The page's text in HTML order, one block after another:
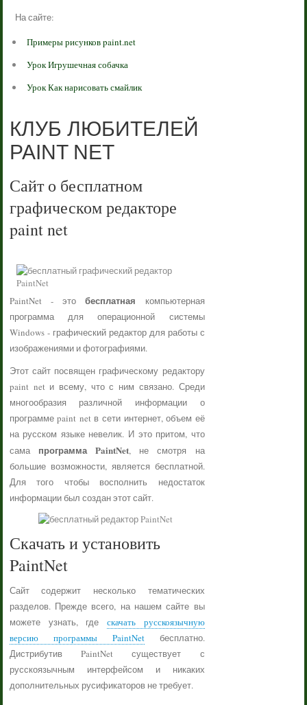
На сайте:
Примеры рисунков paint.net
Урок Игрушечная собачка
Урок Как нарисовать смайлик
КЛУБ ЛЮБИТЕЛЕЙ
PAINT NET
Сайт о бесплатном
графическом редакторе
paint net
PaintNet - этобесплатная компьютерная
программа для операционной системы
Windows - графический редактор для работы с
изображениями и фотографиями.
Этот сайт посвящен графическому редактору
paint net и всему, что с ним связано. Среди
многообразия различной информации о
программе paint net в сети интернет, объем её
на русском языке невелик. И это притом, что
сама программа PaintNet, не смотря на
большие возможности, является бесплатной.
Для того чтобы восполнить недостаток
информации был создан этот сайт.
Скачать и установить
PaintNet
Сайт содержит несколько тематических
разделов. Прежде всего, на нашем сайте вы
можете узнать, где скачать русскоязычную
версию программы PaintNetбесплатно.
Дистрибутив PaintNet существует с
русскоязычным интерфейсом и никаких
дополнительных русификаторов не требует.